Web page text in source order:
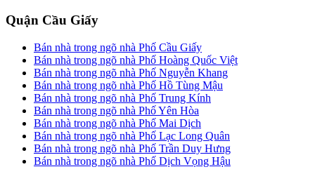
Quận Cầu Giấy
Bán nhà trong ngõ nhà Phố Cầu Giấy
Bán nhà trong ngõ nhà Phố Hoàng Quốc Việt
Bán nhà trong ngõ nhà Phố Nguyễn Khang
Bán nhà trong ngõ nhà Phố Hồ Tùng Mậu
Bán nhà trong ngõ nhà Phố Trung Kính
Bán nhà trong ngõ nhà Phố Yên Hòa
Bán nhà trong ngõ nhà Phố Mai Dịch
Bán nhà trong ngõ nhà Phố Lạc Long Quân
Bán nhà trong ngõ nhà Phố Trần Duy Hưng
Bán nhà trong ngõ nhà Phố Dịch Vọng Hậu